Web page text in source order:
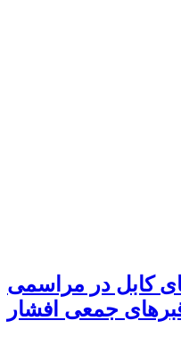
کابل در مراسمی
جمعی افشار